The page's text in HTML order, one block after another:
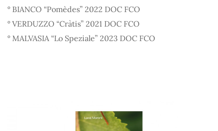
° BIANCO “Pomèdes” 2022 DOC FCO
° VERDUZZO “Cràtis” 2021 DOC FCO
° MALVASIA “Lo Speziale” 2023 DOC FCO